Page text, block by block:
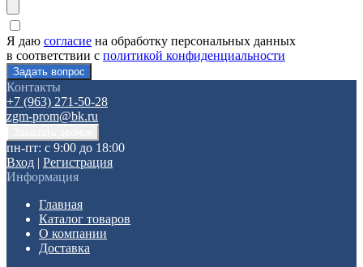
Я даю согласие на обработку персональных данных
в соответствии с политикой конфиденциальности
Контакты
+7 (963) 271-50-28
zgm-prom@bk.ru
пн-пт: с 9:00 до 18:00
Вход | Регистрация
Информация
Главная
Каталог товаров
О компании
Доставка